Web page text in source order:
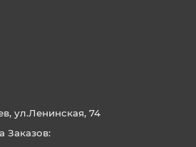
ул.Ленинская, 74
Заказов: